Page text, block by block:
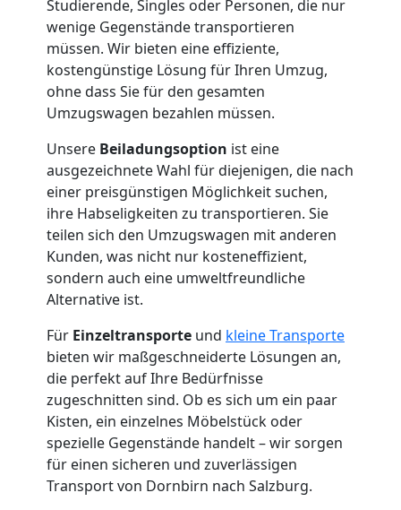
Studierende, Singles oder Personen, die nur
wenige Gegenstände transportieren
müssen. Wir bieten eine effiziente,
kostengünstige Lösung für Ihren Umzug,
ohne dass Sie für den gesamten
Umzugswagen bezahlen müssen.
Unsere Beiladungsoption ist eine
ausgezeichnete Wahl für diejenigen, die nach
einer preisgünstigen Möglichkeit suchen,
ihre Habseligkeiten zu transportieren. Sie
teilen sich den Umzugswagen mit anderen
Kunden, was nicht nur kosteneffizient,
sondern auch eine umweltfreundliche
Alternative ist.
Für Einzeltransporte und kleine Transporte
bieten wir maßgeschneiderte Lösungen an,
die perfekt auf Ihre Bedürfnisse
zugeschnitten sind. Ob es sich um ein paar
Kisten, ein einzelnes Möbelstück oder
spezielle Gegenstände handelt – wir sorgen
für einen sicheren und zuverlässigen
Transport von Dornbirn nach Salzburg.
Nationaler
Umzug